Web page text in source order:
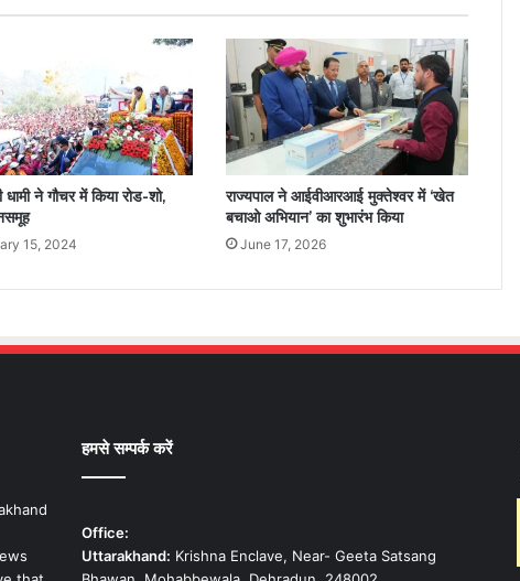
ने गौचर में किया रोड-शो,
15, 2024
राज्यपाल ने आईवीआरआई मुक्तेश्वर में ‘खेत
बचाओ अभियान’ का शुभारंभ किया
June 17, 2026
हमसे सम्पर्क करें
Office:
Uttarakhand: Krishna Enclave, Near- Geeta Satsang